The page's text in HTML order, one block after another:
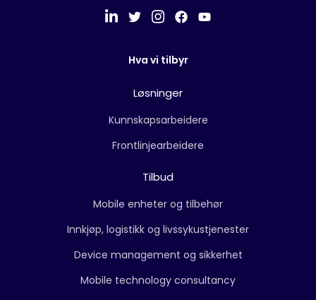
Hva vi tilbyr
Løsninger
Kunnskapsarbeidere
Frontlinjearbeidere
Tilbud
Mobile enheter og tilbehør
Innkjøp, logistikk og livssykustjenester
Device management og sikkerhet
Mobile technology consultancy